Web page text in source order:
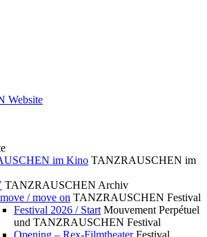
im Kino TANZRAUSCHEN im
TANZRAUSCHEN Archiv
/ move on TANZRAUSCHEN Festival
Festival 2026 / Start Mouvement Perpétuel
und TANZRAUSCHEN Festival
Opening – Rex-Filmtheater Festival